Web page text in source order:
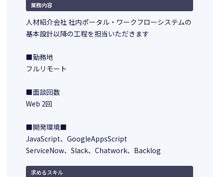
業務内容
人材紹介会社 社内ポータル・ワークフローシステムの
基本設計以降の工程を担当いただきます
■勤務地
フルリモート
■面談回数
Web 2回
■開発環境■
JavaScript、GoogleAppsScript
ServiceNow、Slack、Chatwork、Backlog
求めるスキル